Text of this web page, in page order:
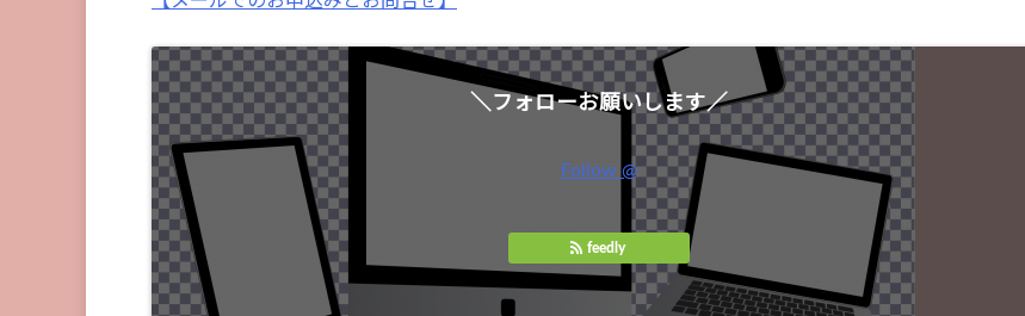
＼フォローお願いします／
Follow @
feedly